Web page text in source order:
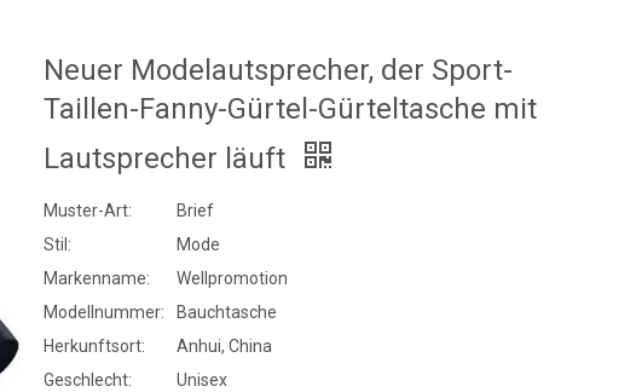
Neuer Modelautsprecher, der Sport-
Taillen-Fanny-Gürtel-Gürteltasche mit
Lautsprecher läuft
Muster-Art:
Brief
Stil:
Mode
Markenname:
Wellpromotion
Modellnummer:
Bauchtasche
Herkunftsort:
Anhui, China
Geschlecht:
Unisex